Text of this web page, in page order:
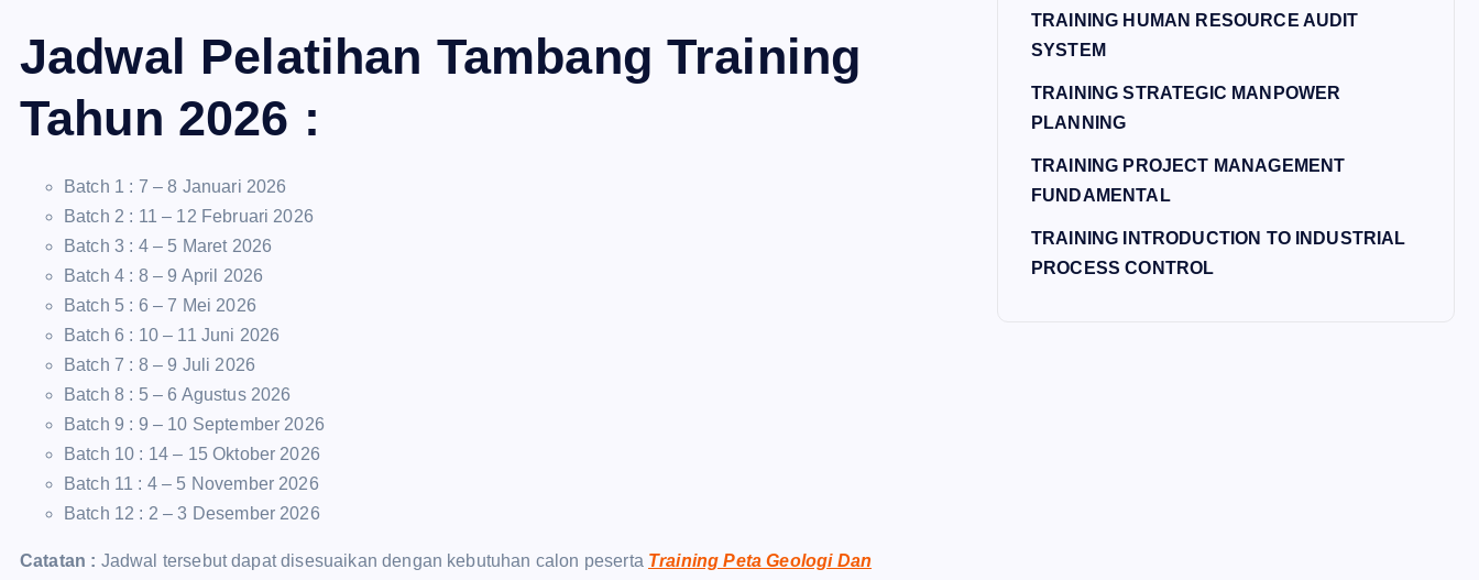
Jadwal Pelatihan Tambang Training
Tahun 2026 :
Batch 1 : 7 – 8 Januari 2026
Batch 2 : 11 – 12 Februari 2026
Batch 3 : 4 – 5 Maret 2026
Batch 4 : 8 – 9 April 2026
Batch 5 : 6 – 7 Mei 2026
Batch 6 : 10 – 11 Juni 2026
Batch 7 : 8 – 9 Juli 2026
Batch 8 : 5 – 6 Agustus 2026
Batch 9 : 9 – 10 September 2026
Batch 10 : 14 – 15 Oktober 2026
Batch 11 : 4 – 5 November 2026
Batch 12 : 2 – 3 Desember 2026
Catatan : Jadwal tersebut dapat disesuaikan dengan kebutuhan calon peserta Training Peta Geologi Dan
TRAINING HUMAN RESOURCE AUDIT
SYSTEM
TRAINING STRATEGIC MANPOWER
PLANNING
TRAINING PROJECT MANAGEMENT
FUNDAMENTAL
TRAINING INTRODUCTION TO INDUSTRIAL
PROCESS CONTROL